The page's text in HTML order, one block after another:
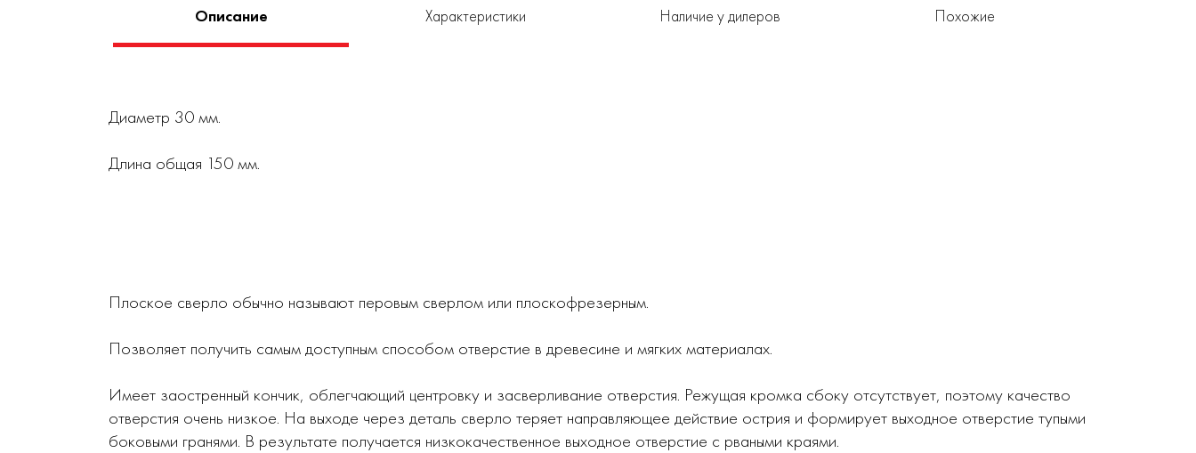
Описание Характеристики Наличие у дилеров Похожие
Диаметр 30 мм.
Длина общая 150 мм.
Плоское сверло обычно называют перовым сверлом или плоскофрезерным.
Позволяет получить самым доступным способом отверстие в древесине и мягких материалах.
Имеет заостренный кончик, облегчающий центровку и засверливание отверстия. Режущая кромка сбоку отсутствует, поэтому качество
отверстия очень низкое. На выходе через деталь сверло теряет направляющее действие острия и формирует выходное отверстие тупыми
боковыми гранями. В результате получается низкокачественное выходное отверстие с рваными краями.